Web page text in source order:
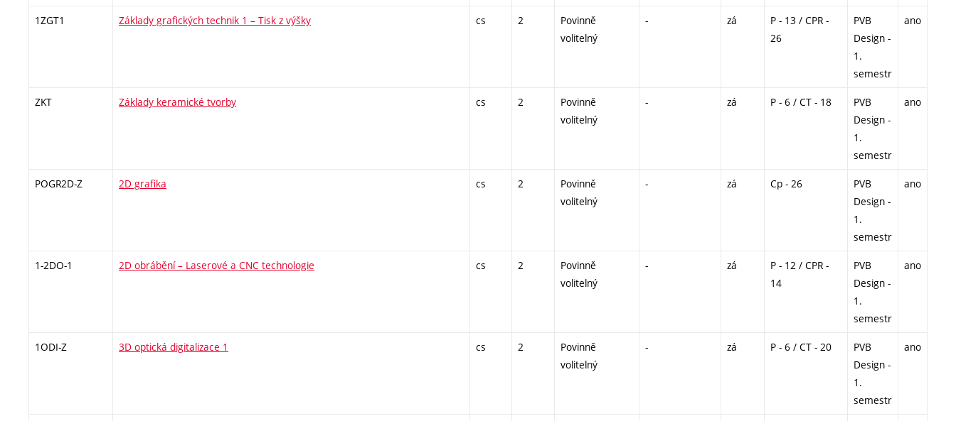
1ZGT1 Základy grafických technik 1 – Tisk z výšky cs 2
Povinně
volitelný
- zá
P - 13 / CPR -
26
PVB
Design -
1.
semestr
ano
ZKT Základy keramické tvorby cs 2
Povinně
volitelný
- zá P - 6 / CT - 18
PVB
Design -
1.
semestr
ano
POGR2D-Z 2D grafika cs 2
Povinně
volitelný
- zá Cp - 26
PVB
Design -
1.
semestr
ano
1-2DO-1 2D obrábění – Laserové a CNC technologie cs 2
Povinně
volitelný
- zá
P - 12 / CPR -
14
PVB
Design -
1.
semestr
ano
1ODI-Z 3D optická digitalizace 1 cs 2
Povinně
volitelný
- zá P - 6 / CT - 20
PVB
Design -
1.
semestr
ano